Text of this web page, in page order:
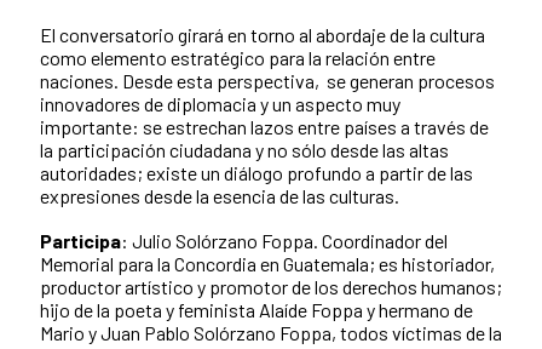
El conversatorio girará en torno al abordaje de la cultura
como elemento estratégico para la relación entre
naciones. Desde esta perspectiva, se generan procesos
innovadores de diplomacia y un aspecto muy
importante: se estrechan lazos entre países a través de
la participación ciudadana y no sólo desde las altas
autoridades; existe un diálogo profundo a partir de las
expresiones desde la esencia de las culturas.
Participa: Julio Solórzano Foppa. Coordinador del
Memorial para la Concordia en Guatemala; es historiador,
productor artístico y promotor de los derechos humanos;
hijo de la poeta y feminista Alaíde Foppa y hermano de
Mario y Juan Pablo Solórzano Foppa, todos víctimas de la